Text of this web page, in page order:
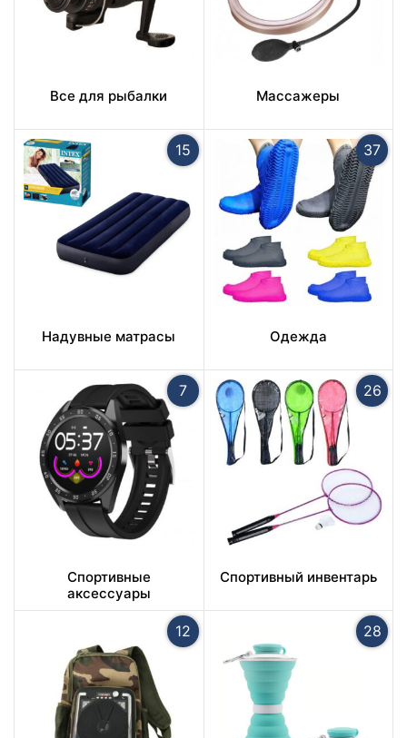
Все для рыбалки Массажеры
15
Надувные матрасы
37
Одежда
7
Спортивные
аксессуары
26
Спортивный инвентарь
12 28